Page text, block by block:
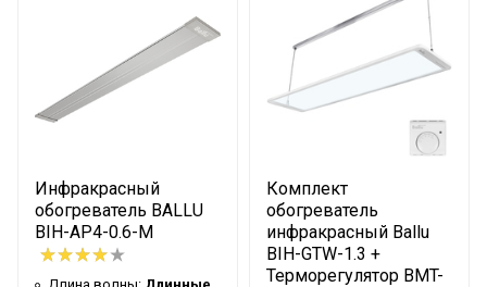
мобильного приложения
Тип термостата
Доп.опция
Вес товара с упаковкой
Высота упаковки товара
Гарантийный документ
Гарантийный талон
Глубина упаковки товара
28
Инфракрасный
обогреватель BALLU
BIH-AP4-0.6-M
Комплект
обогреватель
инфракрасный Ballu
BIH-GTW-1.3 +
Терморегулятор BMT-